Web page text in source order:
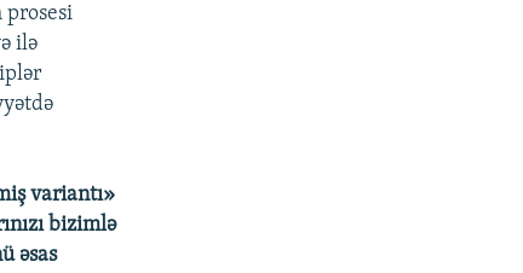
prosesi
ilə
variantı»
bizimlə
əsas